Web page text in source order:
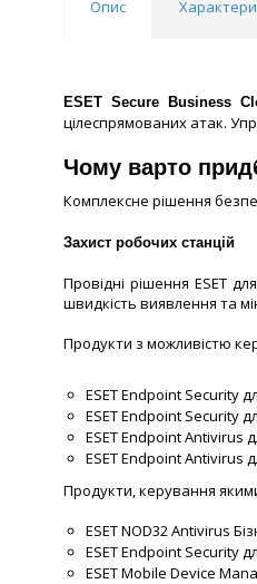
Опис
ESET Secure Business
цілеспрямованих атак.
Чому варто
Комплексне рішення
Захист робочих станцій
Провідні рішення ESET
швидкість виявлення та
Продукти з можливістю
ESET Endpoint Security
ESET Endpoint Security
ESET Endpoint Antivirus
ESET Endpoint Antivirus
Продукти, керування
ESET NOD32 Antivirus
ESET Endpoint Security
ESET Mobile Device